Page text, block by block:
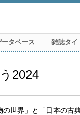
ータベース 雑誌タイ
2024
世界」と「日本の